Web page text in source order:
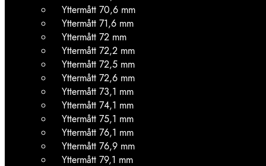
Yttermått 70,6 mm
Yttermått 71,6 mm
Yttermått 72 mm
Yttermått 72,2 mm
Yttermått 72,5 mm
Yttermått 72,6 mm
Yttermått 73,1 mm
Yttermått 74,1 mm
Yttermått 75,1 mm
Yttermått 76,1 mm
Yttermått 76,9 mm
Yttermått 79,1 mm